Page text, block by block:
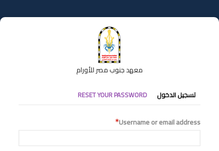
إلى
المحتوى
معهد جنوب مصر للأورام
التبويبات
الأساسية
تسجيل الدخول RESET YOUR PASSWORD
Username or email address